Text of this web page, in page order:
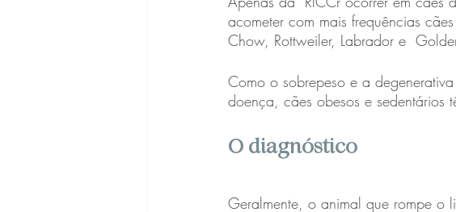
acometer com mais frequências
Chow, Rottweiler, Labrador e
Como o sobrepeso e a
doença, cães obesos e sedentários
O diagnóstico
Geralmente, o animal que rompe o